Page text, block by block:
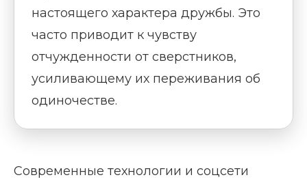
настоящего характера дружбы. Это
часто приводит к чувству
отчужденности от сверстников,
усиливающему их переживания об
одиночестве.
Современные технологии и соцсети